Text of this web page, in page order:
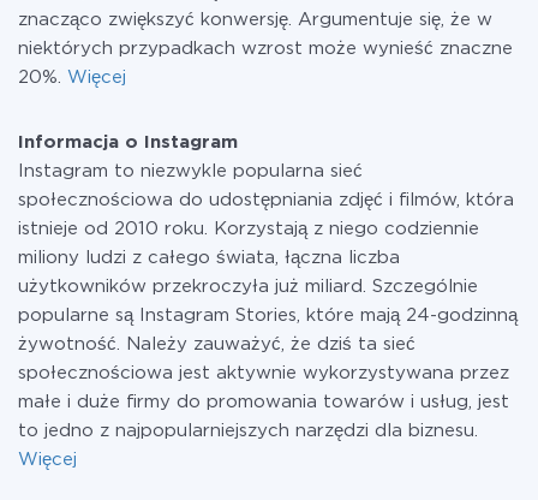
znacząco zwiększyć konwersję. Argumentuje się, że w
niektórych przypadkach wzrost może wynieść znaczne
20%. Więcej
Informacja o Instagram
Instagram to niezwykle popularna sieć
społecznościowa do udostępniania zdjęć i filmów, która
istnieje od 2010 roku. Korzystają z niego codziennie
miliony ludzi z całego świata, łączna liczba
użytkowników przekroczyła już miliard. Szczególnie
popularne są Instagram Stories, które mają 24-godzinną
żywotność. Należy zauważyć, że dziś ta sieć
społecznościowa jest aktywnie wykorzystywana przez
małe i duże firmy do promowania towarów i usług, jest
to jedno z najpopularniejszych narzędzi dla biznesu.
Więcej